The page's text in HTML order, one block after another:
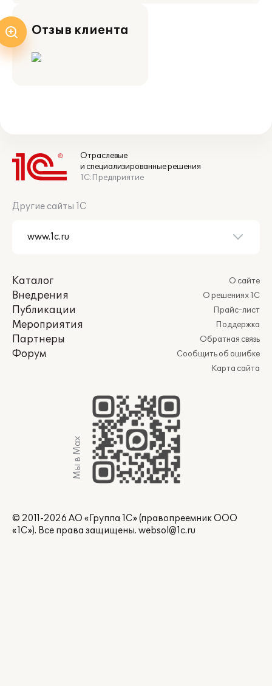
Отзыв клиента
Отраслевые
и специализированные решения
1С:Предприятие
Другие сайты 1С
Каталог
Внедрения
Публикации
Мероприятия
Партнеры
Форум
О сайте
О решениях 1С
Прайс-лист
Поддержка
Обратная связь
Сообщить об ошибке
Карта сайта
Мы в Max
© 2011-2026 АО «Группа 1С» (правопреемник ООО
«1С»). Все права защищены. websol@1c.ru